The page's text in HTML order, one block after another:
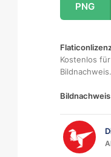
PNG
Kostenlos
Bildnachweis.